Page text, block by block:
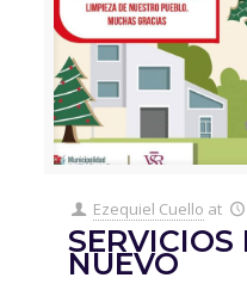
Ezequiel Cuello at
SERVICIOS
NUEVO